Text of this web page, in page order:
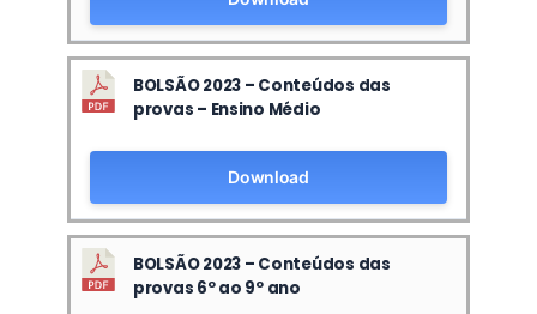
BOLSÃO 2023 – Conteúdos das
provas – Ensino Médio
Download
BOLSÃO 2023 – Conteúdos das
provas 6º ao 9º ano